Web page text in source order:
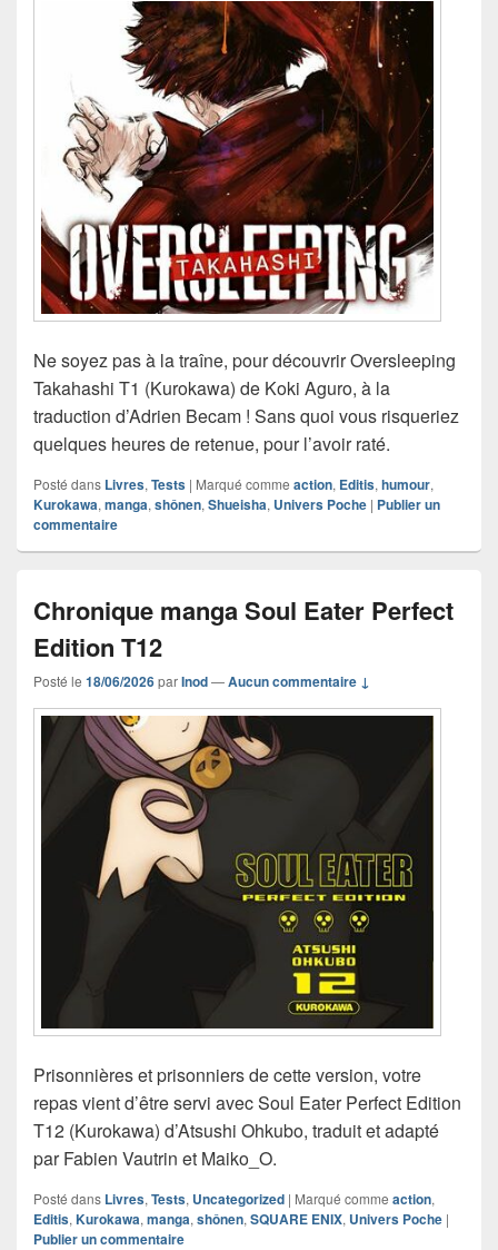
Ne soyez pas à la traîne, pour découvrir Oversleeping
Takahashi T1 (Kurokawa) de Koki Aguro, à la
traduction d’Adrien Becam ! Sans quoi vous risqueriez
quelques heures de retenue, pour l’avoir raté.
Posté dans Livres, Tests | Marqué comme action, Editis, humour,
Kurokawa, manga, shônen, Shueisha, Univers Poche | Publier un
commentaire
Chronique manga Soul Eater Perfect
Edition T12
Posté le 18/06/2026parInod—Aucun commentaire ↓
Prisonnières et prisonniers de cette version, votre
repas vient d’être servi avec Soul Eater Perfect Edition
T12 (Kurokawa) d’Atsushi Ohkubo, traduit et adapté
par Fabien Vautrin et Maiko_O.
Posté dans Livres, Tests, Uncategorized | Marqué comme action,
Editis, Kurokawa, manga, shônen, SQUARE ENIX, Univers Poche |
Publier un commentaire